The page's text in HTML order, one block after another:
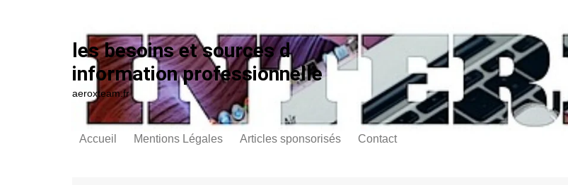
les besoins et sources d
information professionnelle
aeroxteam.fr
Accueil Mentions Légales Articles sponsorisés Contact